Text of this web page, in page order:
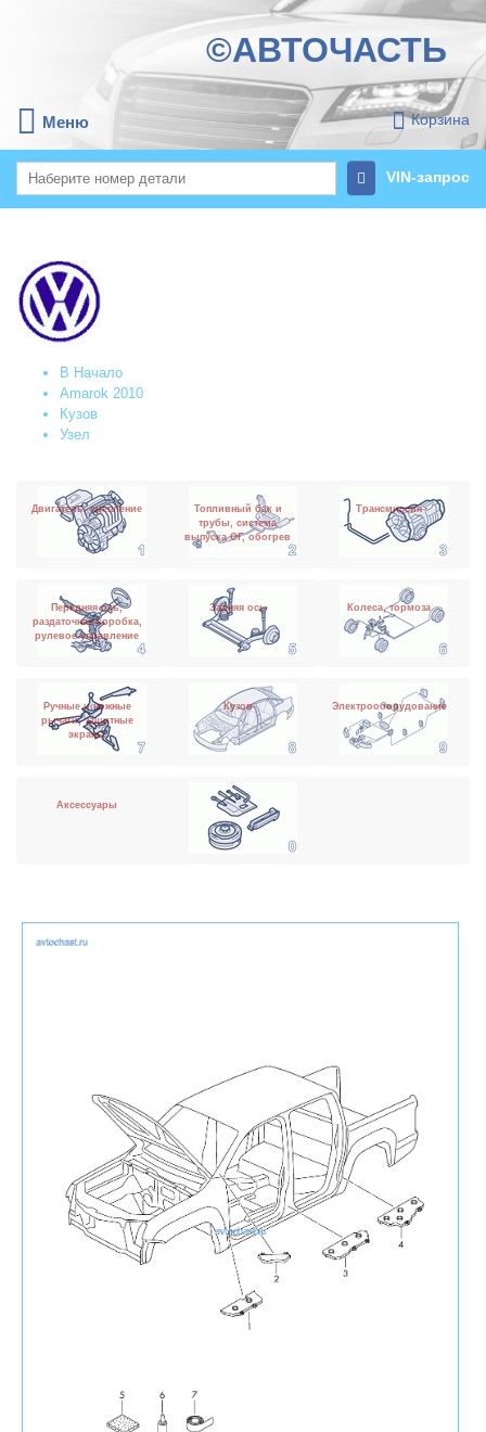
©АВТОЧАСТЬ
Меню Корзина
VIN-запрос
В Начало
Amarok 2010
Кузов
Узел
Двигатель, сцепление
Топливный бак и
трубы, система
выпуска ОГ, обогрев
Трансмиссия
Передняя ось,
раздаточная коробка,
рулевое управление
Задняя ось Колеса, тормоза
Ручные и ножные
рычаги, защитные
экраны
Кузов Электрооборудование
Аксессуары